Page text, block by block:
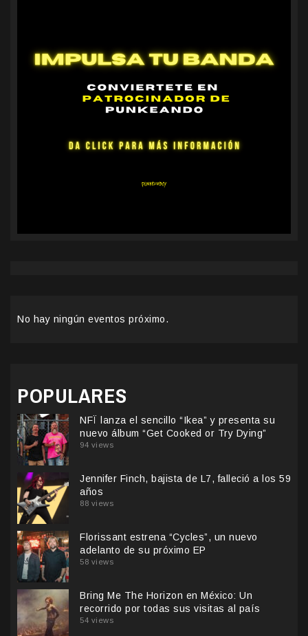
No hay ningún eventos próximo.
POPULARES
NFÏ lanza el sencillo “Ikea” y presenta su
nuevo álbum “Get Cooked or Try Dying”
94 views
Jennifer Finch, bajista de L7, falleció a los 59
años
88 views
Florissant estrena “Cycles”, un nuevo
adelanto de su próximo EP
58 views
Bring Me The Horizon en México: Un
recorrido por todas sus visitas al país
54 views